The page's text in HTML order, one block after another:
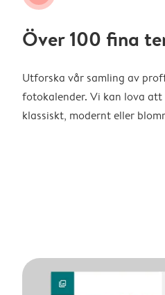
Över 100 fina
Utforska vår samling av
fotokalender. Vi kan lova
klassiskt, modernt eller